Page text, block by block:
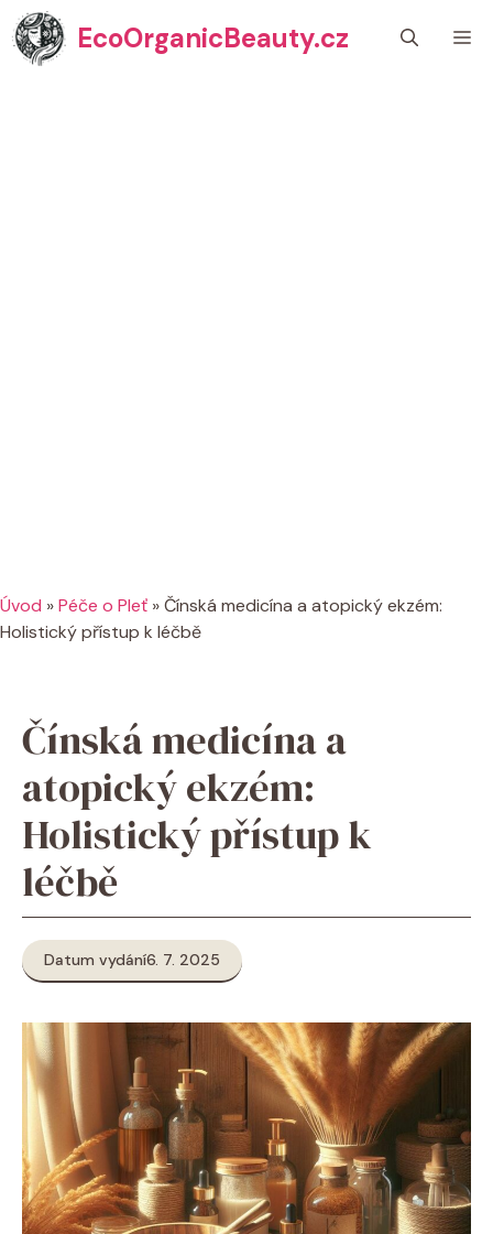
Přeskočit
na
obsah
EcoOrganicBeauty.cz
Úvod »Péče o Pleť »Čínská medicína a atopický ekzém:
Holistický přístup k léčbě
Čínská medicína a
atopický ekzém:
Holistický přístup k
léčbě
Datum vydání6. 7. 2025